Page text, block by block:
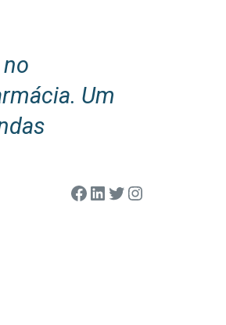
Um
Facebook
LinkedIn
Twitter
Instagram